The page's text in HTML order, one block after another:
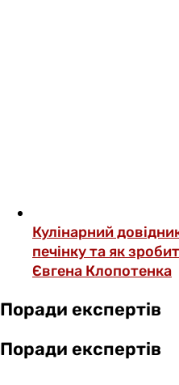
Кулінарний
печінку та як
Євгена Клопотенка
Поради експертів
Поради експертів